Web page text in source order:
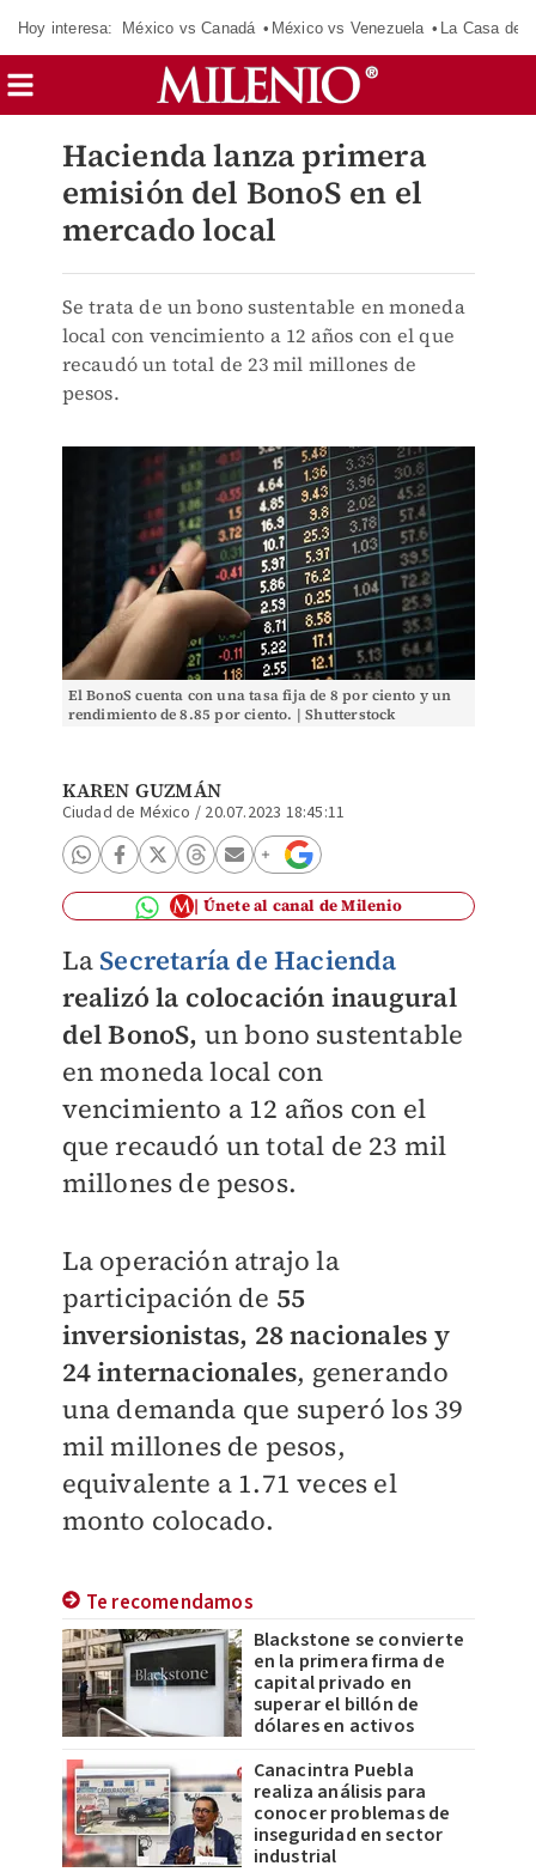
Hoy interesa: México vs Canadá México vs Venezuela La Casa de
Hacienda lanza primera
emisión del BonoS en el
mercado local
Se trata de un bono sustentable en moneda
local con vencimiento a 12 años con el que
recaudó un total de 23 mil millones de
pesos.
El BonoS cuenta con una tasa fija de 8 por ciento y un
rendimiento de 8.85 por ciento. | Shutterstock
KAREN GUZMÁN
Ciudad de México / 20.07.2023 18:45:11
Únete al canal de Milenio
La Secretaría de Hacienda
realizó la colocación inaugural
del BonoS, un bono sustentable
en moneda local con
vencimiento a 12 años con el
que recaudó un total de 23 mil
millones de pesos.
La operación atrajo la
participación de 55
inversionistas, 28 nacionales y
24 internacionales, generando
una demanda que superó los 39
mil millones de pesos,
equivalente a 1.71 veces el
monto colocado.
Te recomendamos
Blackstone se convierte
en la primera firma de
capital privado en
superar el billón de
dólares en activos
Canacintra Puebla
realiza análisis para
conocer problemas de
inseguridad en sector
industrial